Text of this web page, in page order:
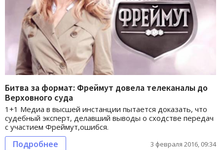
Битва за формат: Фреймут довела телеканалы до
Верховного суда
1+1 Медиа в высшей инстанции пытается доказать, что
судебный эксперт, делавший выводы о сходстве передач
с участием Фреймут,ошибся.
Подробнее 3 февраля 2016, 09:34